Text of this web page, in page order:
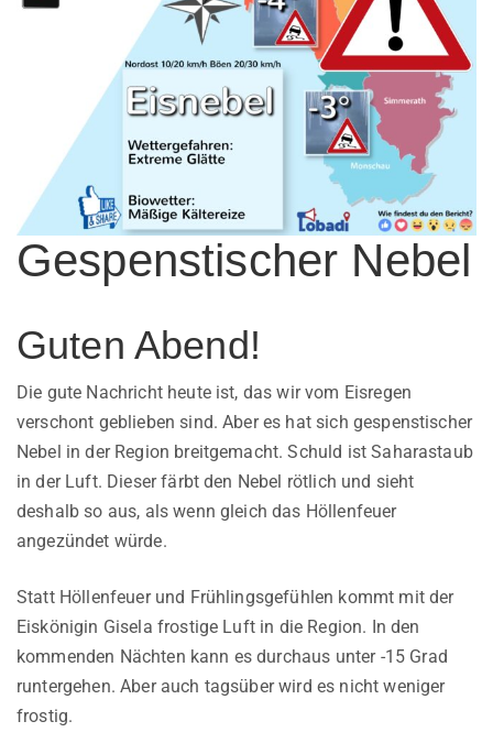
Gespenstischer Nebel
Guten Abend!
Die gute Nachricht heute ist, das wir vom Eisregen
verschont geblieben sind. Aber es hat sich gespenstischer
Nebel in der Region breitgemacht. Schuld ist Saharastaub
in der Luft. Dieser färbt den Nebel rötlich und sieht
deshalb so aus, als wenn gleich das Höllenfeuer
angezündet würde.
Statt Höllenfeuer und Frühlingsgefühlen kommt mit der
Eiskönigin Gisela frostige Luft in die Region. In den
kommenden Nächten kann es durchaus unter -15 Grad
runtergehen. Aber auch tagsüber wird es nicht weniger
frostig.